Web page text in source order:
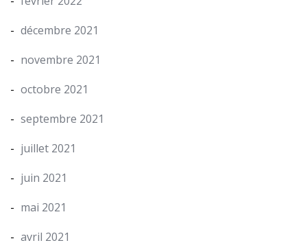
décembre 2021
novembre 2021
octobre 2021
septembre 2021
juillet 2021
juin 2021
mai 2021
avril 2021